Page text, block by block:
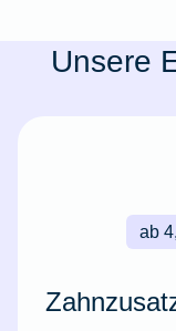
Unsere
ab